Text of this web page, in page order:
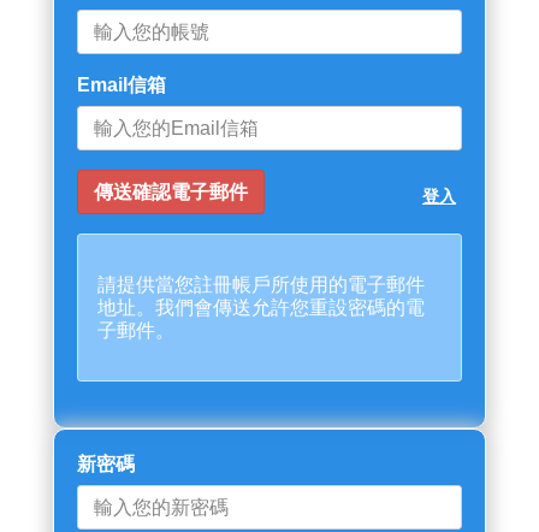
Email信箱
登入
請提供當您註冊帳戶所使用的電子郵件
地址。我們會傳送允許您重設密碼的電
子郵件。
新密碼